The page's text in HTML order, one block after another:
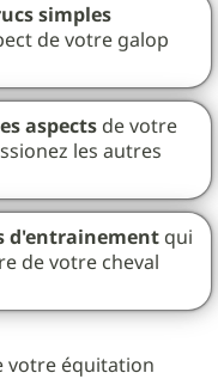
simples
de votre galop
aspects de votre
les autres
d'entrainement qui
de votre cheval
votre équitation